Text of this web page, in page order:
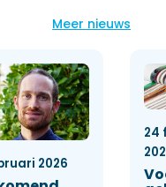
Meer nieuws
2026
24